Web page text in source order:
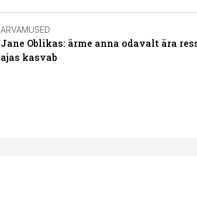
ARVAMUSED
Jane Oblikas: ärme anna odavalt ära
ajas kasvab